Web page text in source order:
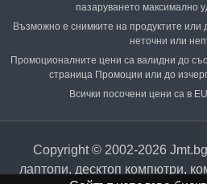
пазаруването максимално
Възможно е снимките на продуктите или
неточни или
Промоционалните цени са валидни до
страница Промоции или до
Всички посочени цени са в
Copyright © 2002-2026
лаптопи, десктоп компютри,